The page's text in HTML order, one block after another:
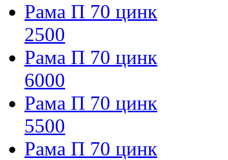
Рама П 70 цинк
2500
Рама П 70 цинк
6000
Рама П 70 цинк
5500
Рама П 70 цинк